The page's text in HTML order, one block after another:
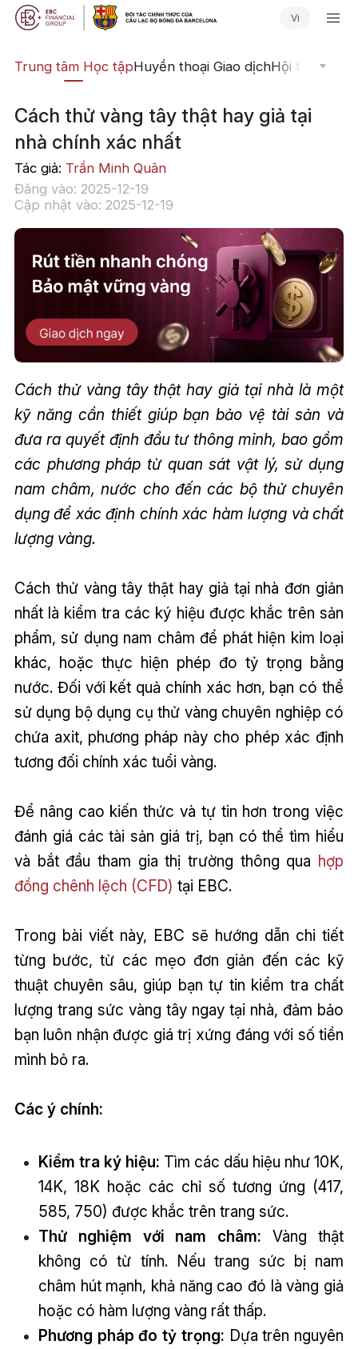
Vi
Trung tâm Học tậpHuyền thoại Giao dịchHội thảo
Cách thử vàng tây thật hay giả tại
nhà chính xác nhất
Tác giả: Trần Minh Quân
Đăng vào: 2025-12-19
Cập nhật vào: 2025-12-19
Cách thử vàng tây thật hay giả tại nhà là một
kỹ năng cần thiết giúp bạn bảo vệ tài sản và
đưa ra quyết định đầu tư thông minh, bao gồm
các phương pháp từ quan sát vật lý, sử dụng
nam châm, nước cho đến các bộ thử chuyên
dụng để xác định chính xác hàm lượng và chất
lượng vàng.
Cách thử vàng tây thật hay giả tại nhà đơn giản
nhất là kiểm tra các ký hiệu được khắc trên sản
phẩm, sử dụng nam châm để phát hiện kim loại
khác, hoặc thực hiện phép đo tỷ trọng bằng
nước. Đối với kết quả chính xác hơn, bạn có thể
sử dụng bộ dụng cụ thử vàng chuyên nghiệp có
chứa axit, phương pháp này cho phép xác định
tương đối chính xác tuổi vàng.
Để nâng cao kiến thức và tự tin hơn trong việc
đánh giá các tài sản giá trị, bạn có thể tìm hiểu
và bắt đầu tham gia thị trường thông qua hợp
đồng chênh lệch (CFD) tại EBC.
Trong bài viết này, EBC sẽ hướng dẫn chi tiết
từng bước, từ các mẹo đơn giản đến các kỹ
thuật chuyên sâu, giúp bạn tự tin kiểm tra chất
lượng trang sức vàng tây ngay tại nhà, đảm bảo
bạn luôn nhận được giá trị xứng đáng với số tiền
mình bỏ ra.
Các ý chính:
Kiểm tra ký hiệu: Tìm các dấu hiệu như 10K,
14K, 18K hoặc các chỉ số tương ứng (417,
585, 750) được khắc trên trang sức.
Thử nghiệm với nam châm: Vàng thật
không có từ tính. Nếu trang sức bị nam
châm hút mạnh, khả năng cao đó là vàng giả
hoặc có hàm lượng vàng rất thấp.
Phương pháp đo tỷ trọng: Dựa trên nguyên